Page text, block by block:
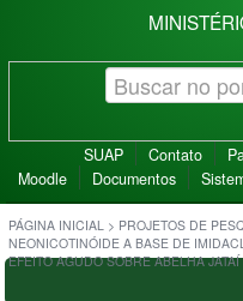
SUAP Contato
Moodle
Documentos
PÁGINA INICIAL > PROJETOS DE
NEONICOTINÓIDE A BASE DE
EFEITO AGUDO SOBRE ABELHA JATAÍ